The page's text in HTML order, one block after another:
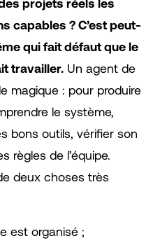
capables ? C’est peut-
qui fait défaut que le
travailler. Un agent de
magique : pour produire
le système,
bons outils, vérifier son
règles de l’équipe.
deux choses très
est organisé ;